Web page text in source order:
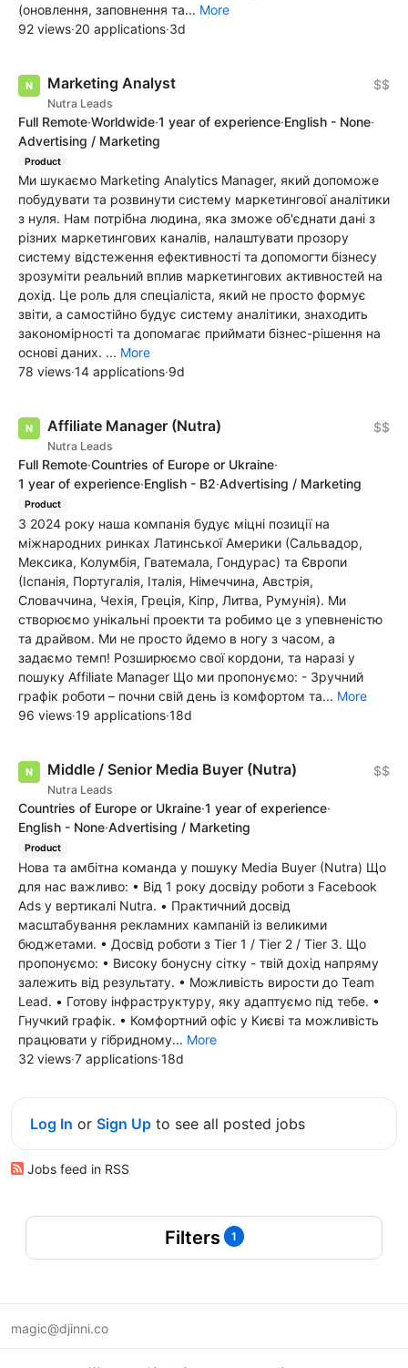
(оновлення, заповнення та... More
92 views·20 applications·3d
Marketing Analyst
Nutra Leads
$$
Full Remote·Worldwide·1 year of experience·English - None·
Advertising / Marketing
Product
Ми шукаємо Marketing Analytics Manager, який допоможе
побудувати та розвинути систему маркетингової аналітики
з нуля. Нам потрібна людина, яка зможе об'єднати дані з
різних маркетингових каналів, налаштувати прозору
систему відстеження ефективності та допомогти бізнесу
зрозуміти реальний вплив маркетингових активностей на
дохід. Це роль для спеціаліста, який не просто формує
звіти, а самостійно будує систему аналітики, знаходить
закономірності та допомагає приймати бізнес-рішення на
основі даних. ... More
78 views·14 applications·9d
Affiliate Manager (Nutra)
Nutra Leads
$$
Full Remote·Countries of Europe or Ukraine·
1 year of experience·English - B2·Advertising / Marketing
Product
З 2024 року наша компанія будує міцні позиції на
міжнародних ринках Латинської Америки (Сальвадор,
Мексика, Колумбія, Гватемала, Гондурас) та Європи
(Іспанія, Португалія, Італія, Німеччина, Австрія,
Словаччина, Чехія, Греція, Кіпр, Литва, Румунія). Ми
створюємо унікальні проекти та робимо це з упевненістю
та драйвом. Ми не просто йдемо в ногу з часом, а
задаємо темп! Розширюємо свої кордони, та наразі у
пошуку Affiliate Manager Що ми пропонуємо: - Зручний
графік роботи – почни свій день із комфортом та... More
96 views·19 applications·18d
Middle / Senior Media Buyer (Nutra)
Nutra Leads
$$
Countries of Europe or Ukraine·1 year of experience·
English - None·Advertising / Marketing
Product
Нова та амбітна команда у пошуку Media Buyer (Nutra) Що
для нас важливо: • Від 1 року досвіду роботи з Facebook
Ads у вертикалі Nutra. • Практичний досвід
масштабування рекламних кампаній із великими
бюджетами. • Досвід роботи з Tier 1 / Tier 2 / Tier 3. Що
пропонуємо: • Високу бонусну сітку - твій дохід напряму
залежить від результату. • Можливість вирости до Team
Lead. • Готову інфраструктуру, яку адаптуємо під тебе. •
Гнучкий графік. • Комфортний офіс у Києві та можливість
працювати у гібридному... More
32 views·7 applications·18d
Log In or Sign Up to see all posted jobs
Jobs feed in RSS
Filters 1
magic@djinni.co